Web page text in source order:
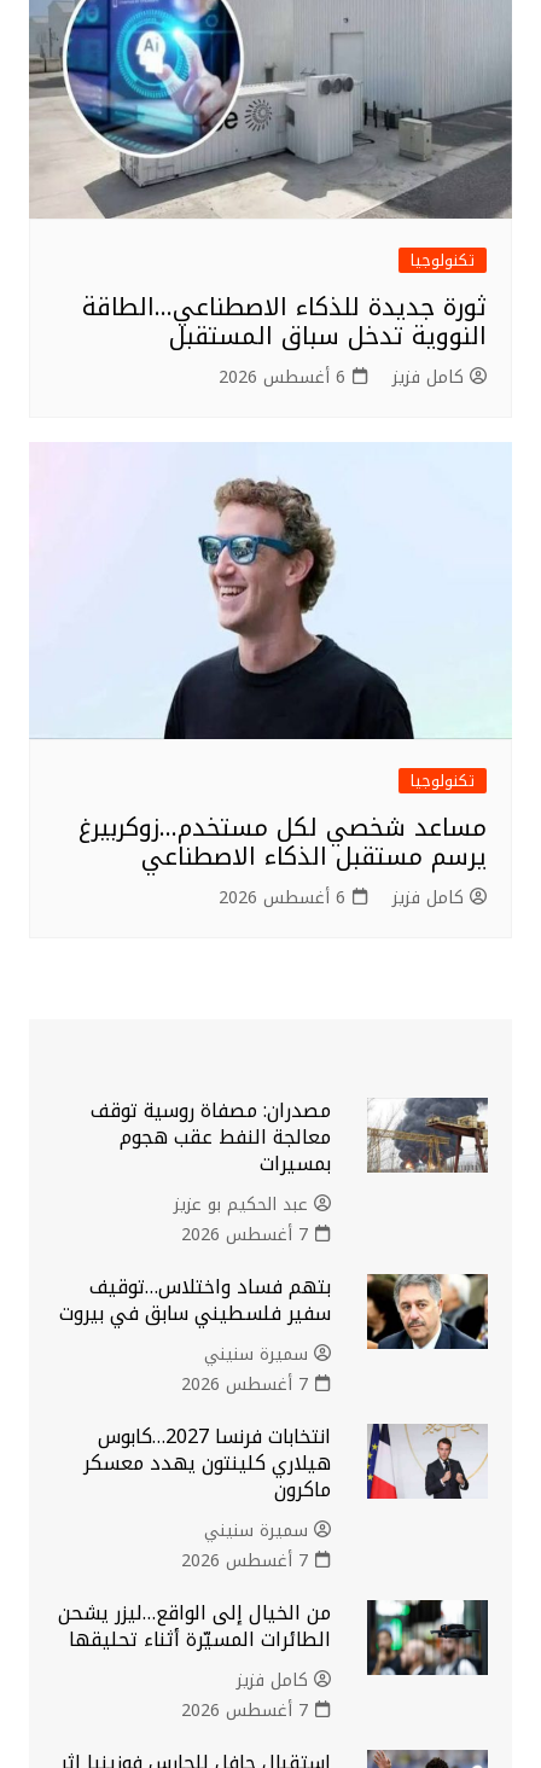
تكنولوجيا
ثورة جديدة للذكاء الاصطناعي…الطاقة
النووية تدخل سباق المستقبل
كامل فزيز 6 أغسطس 2026
تكنولوجيا
مساعد شخصي لكل مستخدم…زوكربيرغ
يرسم مستقبل الذكاء الاصطناعي
كامل فزيز 6 أغسطس 2026
مصدران: مصفاة روسية توقف
معالجة النفط عقب هجوم
بمسيرات
عبد الحكيم بو عزيز
7 أغسطس 2026
بتهم فساد واختلاس…توقيف
سفير فلسطيني سابق في بيروت
سميرة سنيني
7 أغسطس 2026
انتخابات فرنسا 2027…كابوس
هيلاري كلينتون يهدد معسكر
ماكرون
سميرة سنيني
7 أغسطس 2026
من الخيال إلى الواقع…ليزر يشحن
الطائرات المسيّرة أثناء تحليقها
كامل فزيز
7 أغسطس 2026